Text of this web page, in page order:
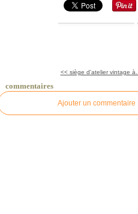
<< siège d'atelier vintage à...
commentaires
Ajouter un commentaire